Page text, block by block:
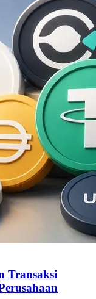
Transaksi